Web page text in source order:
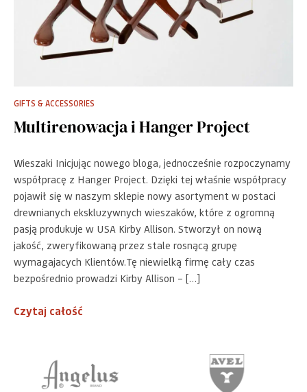
GIFTS & ACCESSORIES
Multirenowacja i Hanger Project
Wieszaki Inicjując nowego bloga, jednocześnie rozpoczynamy
współpracę z Hanger Project. Dzięki tej właśnie współpracy
pojawił się w naszym sklepie nowy asortyment w postaci
drewnianych ekskluzywnych wieszaków, które z ogromną
pasją produkuje w USA Kirby Allison. Stworzył on nową
jakość, zweryfikowaną przez stale rosnącą grupę
wymagajacych Klientów.Tę niewielką firmę cały czas
bezpośrednio prowadzi Kirby Allison – […]
Czytaj całość